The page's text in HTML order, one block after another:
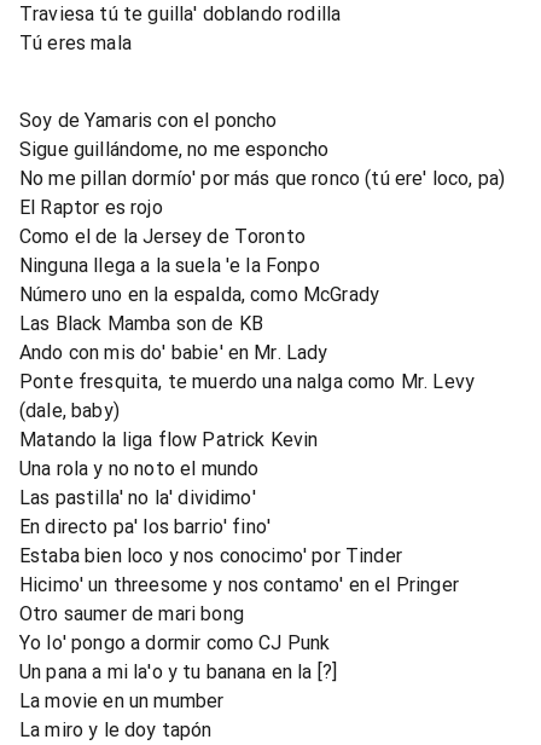
Traviesa tú te guilla' doblando rodilla
Tú eres mala
Soy de Yamaris con el poncho
Sigue guillándome, no me esponcho
No me pillan dormío' por más que ronco (tú ere' loco, pa)
El Raptor es rojo
Como el de la Jersey de Toronto
Ninguna llega a la suela 'e la Fonpo
Número uno en la espalda, como McGrady
Las Black Mamba son de KB
Ando con mis do' babie' en Mr. Lady
Ponte fresquita, te muerdo una nalga como Mr. Levy
(dale, baby)
Matando la liga flow Patrick Kevin
Una rola y no noto el mundo
Las pastilla' no la' dividimo'
En directo pa' los barrio' fino'
Estaba bien loco y nos conocimo' por Tinder
Hicimo' un threesome y nos contamo' en el Pringer
Otro saumer de mari bong
Yo lo' pongo a dormir como CJ Punk
Un pana a mi la'o y tu banana en la [?]
La movie en un mumber
La miro y le doy tapón